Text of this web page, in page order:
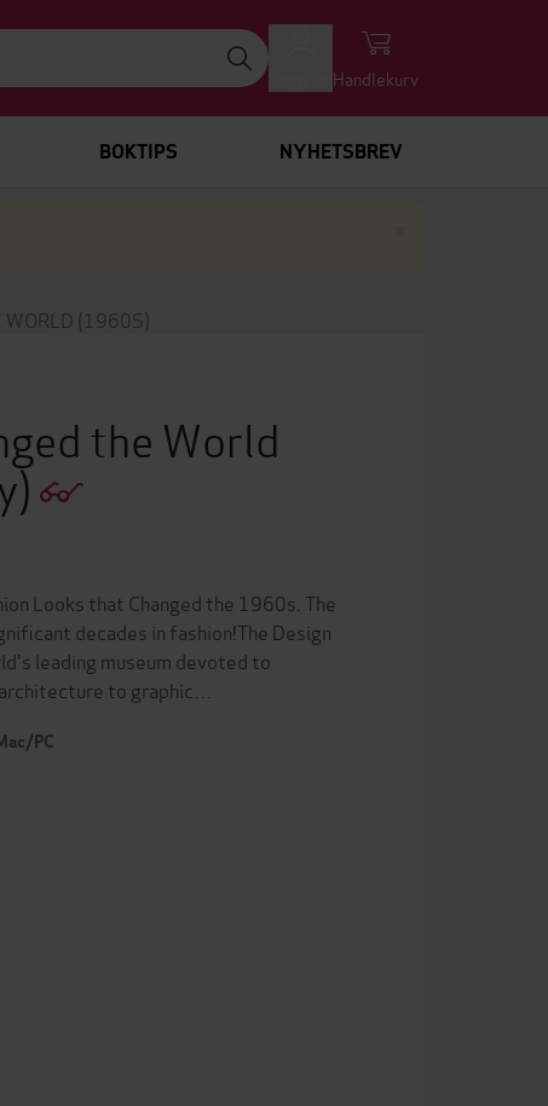
Handlekurv
BOKTIPS NYHETSBREV
WORLD (1960S)
the World
Looks that Changed the 1960s. The
decades in fashion!The Design
leading museum devoted to
to graphic…
PC